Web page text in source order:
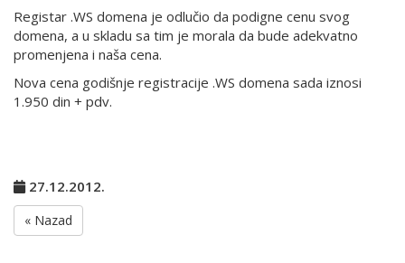
Registar .WS domena je odlučio da podigne cenu svog
domena, a u skladu sa tim je morala da bude adekvatno
promenjena i naša cena.
Nova cena godišnje registracije .WS domena sada iznosi
1.950 din + pdv.
27.12.2012.
« Nazad